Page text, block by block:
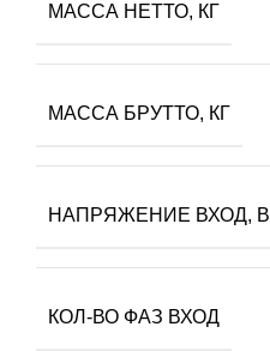
МАССА НЕТТО, КГ
МАССА БРУТТО, КГ
НАПРЯЖЕНИЕ ВХОД, В
КОЛ-ВО ФАЗ ВХОД